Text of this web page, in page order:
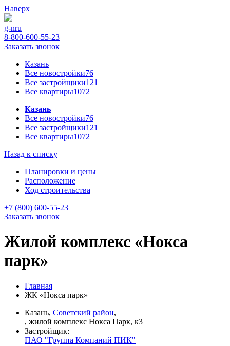
Наверх
g-nru
8-800-600-55-23
Заказать звонок
Казань
Все новостройки76
Все застройщики121
Все квартиры1072
Казань
Все новостройки76
Все застройщики121
Все квартиры1072
Назад к списку
Планировки и цены
Расположение
Ход строительства
+7 (800) 600-55-23
Заказать звонок
Жилой комплекс «Нокса
парк»
Главная
ЖК «Нокса парк»
Казань, Советский район,
, жилой комплекс Нокса Парк, к3
Застройщик:
ПАО "Группа Компаний ПИК"